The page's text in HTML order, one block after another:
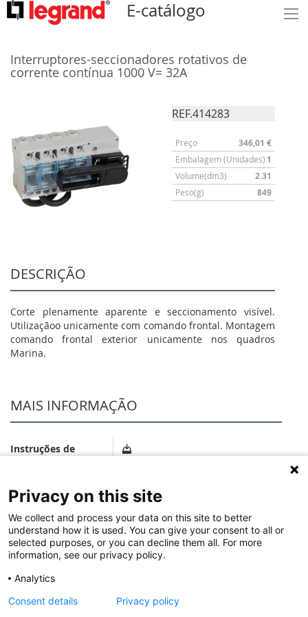
E-catálogo
Interruptores-seccionadores rotativos de
corrente contínua 1000 V= 32A
REF.414283
Preço 346,01 €
Embalagem (Unidades) 1
Volume(dm3) 2.31
Peso(g) 849
DESCRIÇÃO
Corte plenamente aparente e seccionamento visível.
Utilizaçãoo unicamente com comando frontal. Montagem
comando frontal exterior unicamente nos quadros
Marina.
MAIS INFORMAÇÃO
Instruções de
relacionados
Fichas Técnicas
FichaTécnica_FR1457EN_01.pdf
SOFTWARE
Privacy on this site
We collect and process your data on this site to better
understand how it is used. You can give your consent to all or
selected purposes, or you can decline them all. For more
information, see our privacy policy.
Analytics
Consent details
Privacy policy